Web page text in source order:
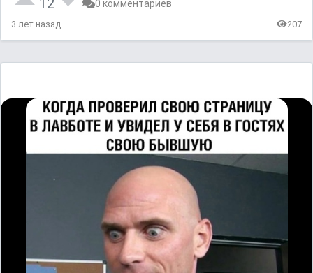
0 комментариев
3 лет назад 207